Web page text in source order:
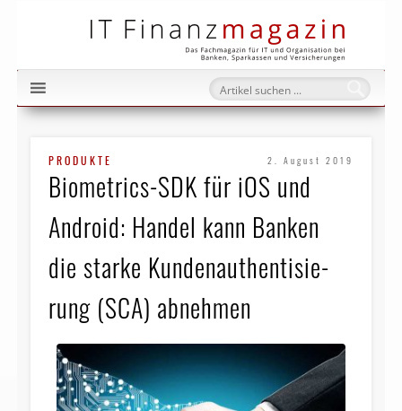
PRODUKTE 2. August 2019
Biometrics-SDK für iOS und
Android: Handel kann Banken
die starke Kun­den­au­then­ti­sie­
rung (SCA) abnehmen